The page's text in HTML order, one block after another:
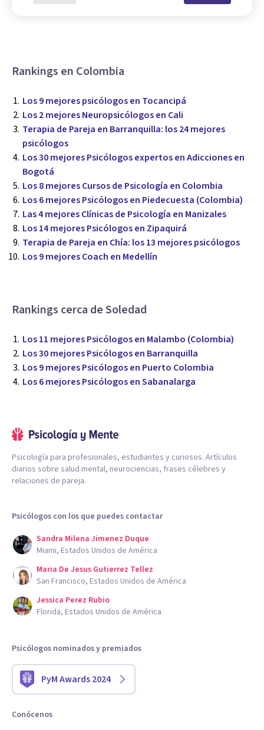
Rankings en Colombia
Los 9 mejores psicólogos en Tocancipá
Los 2 mejores Neuropsicólogos en Cali
Terapia de Pareja en Barranquilla: los 24 mejores
psicólogos
Los 30 mejores Psicólogos expertos en Adicciones en
Bogotá
Los 8 mejores Cursos de Psicología en Colombia
Los 6 mejores Psicólogos en Piedecuesta (Colombia)
Las 4 mejores Clínicas de Psicología en Manizales
Los 14 mejores Psicólogos en Zipaquirá
Terapia de Pareja en Chía: los 13 mejores psicólogos
Los 9 mejores Coach en Medellín
Rankings cerca de Soledad
Los 11 mejores Psicólogos en Malambo (Colombia)
Los 30 mejores Psicólogos en Barranquilla
Los 9 mejores Psicólogos en Puerto Colombia
Los 6 mejores Psicólogos en Sabanalarga
Psicología para profesionales, estudiantes y curiosos. Artículos
diarios sobre salud mental, neurociencias, frases célebres y
relaciones de pareja.
Psicólogos con los que puedes contactar
Sandra Milena Jimenez Duque
Miami, Estados Unidos de América
Maria De Jesus Gutierrez Tellez
San Francisco, Estados Unidos de América
Jessica Perez Rubio
Florida, Estados Unidos de América
Psicólogos nominados y premiados
PyM Awards 2024
Conócenos